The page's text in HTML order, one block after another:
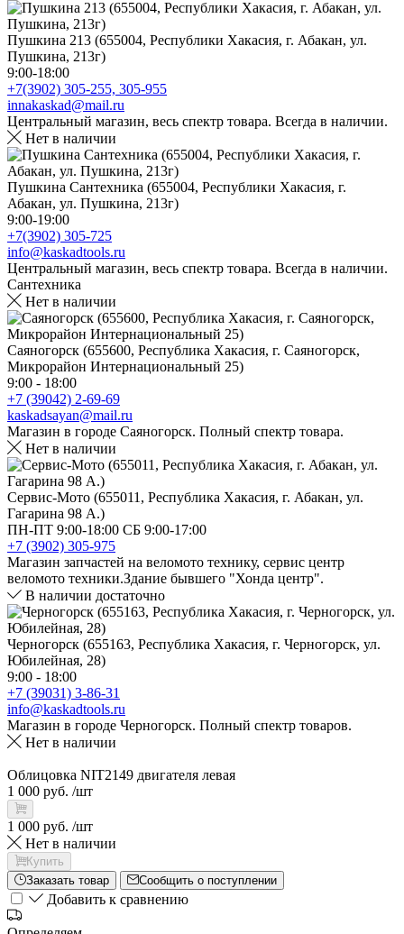
Пушкина 213 (655004, Республики Хакасия, г. Абакан, ул.
Пушкина, 213г)
9:00-18:00
+7(3902) 305-255, 305-955
innakaskad@mail.ru
Центральный магазин, весь спектр товара. Всегда в наличии.
Нет в наличии
Пушкина Сантехника (655004, Республики Хакасия, г.
Абакан, ул. Пушкина, 213г)
9:00-19:00
+7(3902) 305-725
info@kaskadtools.ru
Центральный магазин, весь спектр товара. Всегда в наличии.
Сантехника
Нет в наличии
Саяногорск (655600, Республика Хакасия, г. Саяногорск,
Микрорайон Интернациональный 25)
9:00 - 18:00
+7 (39042) 2-69-69
kaskadsayan@mail.ru
Магазин в городе Саяногорск. Полный спектр товара.
Нет в наличии
Сервис-Мото (655011, Республика Хакасия, г. Абакан, ул.
Гагарина 98 А.)
ПН-ПТ 9:00-18:00 СБ 9:00-17:00
+7 (3902) 305-975
Магазин запчастей на веломото технику, сервис центр
веломото техники.Здание бывшего "Хонда центр".
В наличии достаточно
Черногорск (655163, Республика Хакасия, г. Черногорск, ул.
Юбилейная, 28)
9:00 - 18:00
+7 (39031) 3-86-31
info@kaskadtools.ru
Магазин в городе Черногорск. Полный спектр товаров.
Нет в наличии
Облицовка NIT2149 двигателя левая
1 000 руб. /шт
1 000 руб. /шт
Нет в наличии
Купить
Заказать товар
Сообщить о поступлении
Добавить к сравнению